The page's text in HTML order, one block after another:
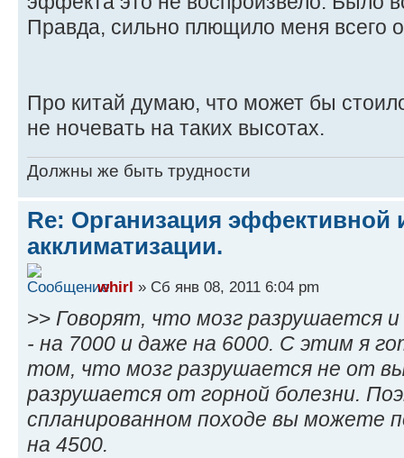
Правда, сильно плющило меня всего
Про китай думаю, что может бы
не ночевать на таких высотах.
Должны же быть трудности
Re: Организация эффективной
акклиматизации.
whirl » Сб янв 08, 2011 6:04 pm
>> Говорят, что мозг разрушается
- на 7000 и даже на 6000. С этим я
том, что мозг разрушается не от
разрушается от горной болезни.
спланированном походе вы можете
на 4500.